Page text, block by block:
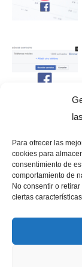
Para ofrecer las
cookies para
consentimiento de
comportamiento de
No consentir o
ciertas